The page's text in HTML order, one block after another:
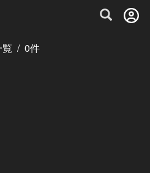
メ情報・プレミアムレストラン予約
/ 0件